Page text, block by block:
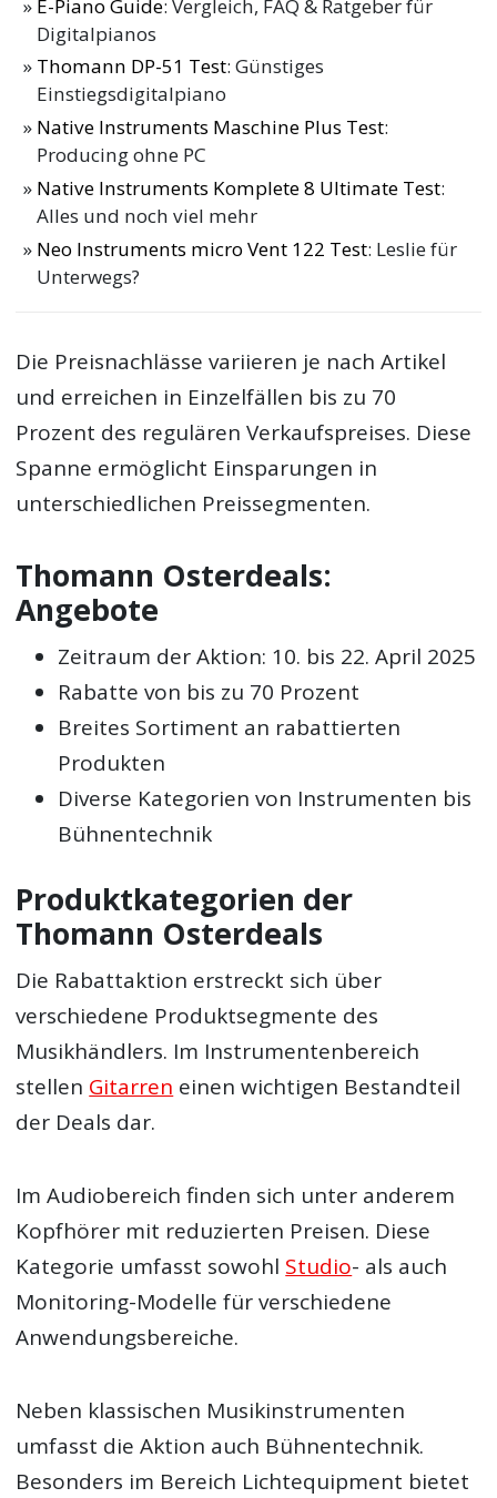
E-Piano Guide: Vergleich, FAQ & Ratgeber für
Digitalpianos
Thomann DP-51 Test: Günstiges
Einstiegsdigitalpiano
Native Instruments Maschine Plus Test:
Producing ohne PC
Native Instruments Komplete 8 Ultimate Test:
Alles und noch viel mehr
Neo Instruments micro Vent 122 Test: Leslie für
Unterwegs?
Die Preisnachlässe variieren je nach Artikel
und erreichen in Einzelfällen bis zu 70
Prozent des regulären Verkaufspreises. Diese
Spanne ermöglicht Einsparungen in
unterschiedlichen Preissegmenten.
Thomann Osterdeals:
Angebote
Zeitraum der Aktion: 10. bis 22. April 2025
Rabatte von bis zu 70 Prozent
Breites Sortiment an rabattierten
Produkten
Diverse Kategorien von Instrumenten bis
Bühnentechnik
Produktkategorien der
Thomann Osterdeals
Die Rabattaktion erstreckt sich über
verschiedene Produktsegmente des
Musikhändlers. Im Instrumentenbereich
stellen Gitarren einen wichtigen Bestandteil
der Deals dar.
Im Audiobereich finden sich unter anderem
Kopfhörer mit reduzierten Preisen. Diese
Kategorie umfasst sowohl Studio- als auch
Monitoring-Modelle für verschiedene
Anwendungsbereiche.
Neben klassischen Musikinstrumenten
umfasst die Aktion auch Bühnentechnik.
Besonders im Bereich Lichtequipment bietet